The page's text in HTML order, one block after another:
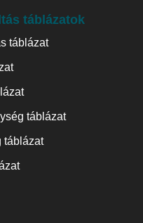
táblázatok
táblázat
táblázat
táblázat